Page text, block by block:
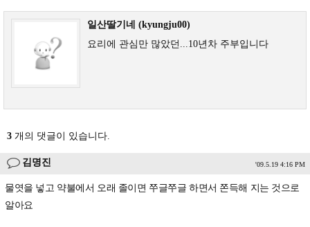
일산딸기네 (kyungju00)
요리에 관심만 많았던...10년차 주부입니다
3 개의 댓글이 있습니다.
김명진 '09.5.19 4:16 PM
물엿을 넣고 약불에서 오래 졸이면 쭈글쭈글 하면서 쫀득해 지는 것으로
알아요